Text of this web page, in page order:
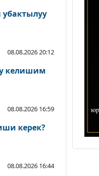
08.08.2026 20:12
келишим
08.08.2026 16:59
керек?
08.08.2026 16:44